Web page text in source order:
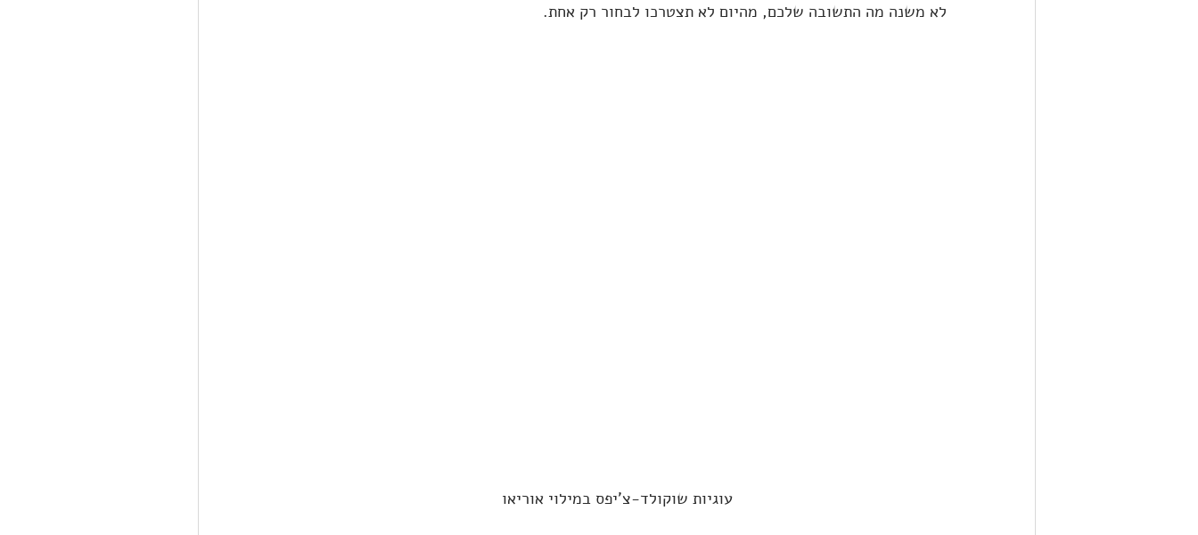
לא משנה מה התשובה שלכם, מהיום לא תצטרכו לבחור רק אחת.
עוגיות שוקולד-צ'יפס במילוי אוריאו